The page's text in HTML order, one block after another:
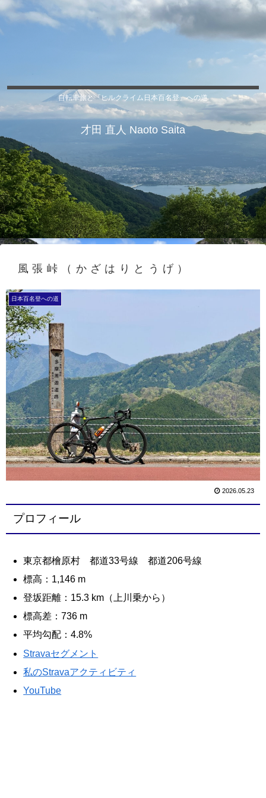
自転車旅と『ヒルクライム日本百名登』への道
才田 直人 Naoto Saita
風張峠（かざはりとうげ）
日本百名登への道
2026.05.23
プロフィール
東京都檜原村 都道33号線 都道206号線
標高：1,146 m
登坂距離：15.3 km（上川乗から）
標高差：736 m
平均勾配：4.8%
Stravaセグメント
私のStravaアクティビティ
YouTube